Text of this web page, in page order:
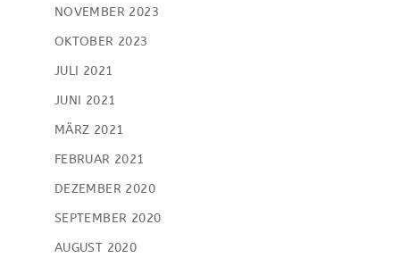
NOVEMBER 2023
OKTOBER 2023
JULI 2021
JUNI 2021
MÄRZ 2021
FEBRUAR 2021
DEZEMBER 2020
SEPTEMBER 2020
AUGUST 2020